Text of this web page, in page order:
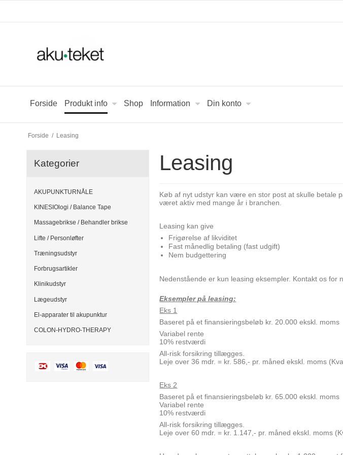
Forside Produkt info Shop Information Din konto
Forside / Leasing
Kategorier
AKUPUNKTURNÅLE
KINESIOlogi / Balance Tape
Massagebrikse / Behandler brikse
Lifte / Personløfter
Træningsudstyr
Forbrugsartikler
Klinikudstyr
Lægeudstyr
El-apparater til akupunktur
COLON-HYDRO-THERAPY
Leasing
Køb af nyt udstyr kan være en stor post at skulle betale
været aktiv med mange år i branchen.
Leasing kan give
Frigørelse af likviditet
Fast månedlig betaling (fast udgift)
Nem budgettering
Nedenstående er kun leasing eksempler. Kontakt os for
Eksempler på leasing:
Eks 1
Baseret på et finansieringsbeløb kr. 20.000 ekskl. moms
Variabel rente
10% restværdi
All-risk forsikring tillægges.
Leje over 36 mdr. = kr. 586,- pr. måned ekskl. moms
Eks 2
Baseret på et finansieringsbeløb kr. 65.000 ekskl. moms
Variabel rente
10% restværdi
All-risk forsikring tillægges.
Leje over 60 mdr. = kr. 1.147,- pr. måned ekskl. moms